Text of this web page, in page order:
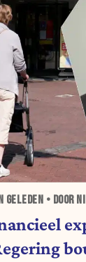
GELEDEN • DOOR